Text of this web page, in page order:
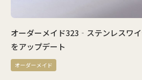
オーダーメイド323‐ステンレスワ
をアップデート
オーダーメイド